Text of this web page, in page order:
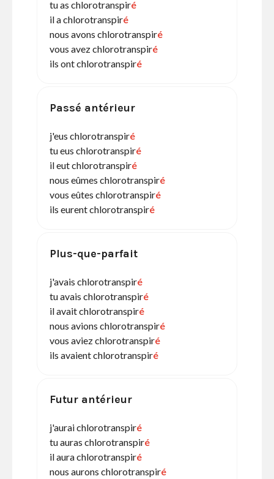
tu as chlorotranspiré
il a chlorotranspiré
nous avons chlorotranspiré
vous avez chlorotranspiré
ils ont chlorotranspiré
Passé antérieur
j'eus chlorotranspiré
tu eus chlorotranspiré
il eut chlorotranspiré
nous eûmes chlorotranspiré
vous eûtes chlorotranspiré
ils eurent chlorotranspiré
Plus-que-parfait
j'avais chlorotranspiré
tu avais chlorotranspiré
il avait chlorotranspiré
nous avions chlorotranspiré
vous aviez chlorotranspiré
ils avaient chlorotranspiré
Futur antérieur
j'aurai chlorotranspiré
tu auras chlorotranspiré
il aura chlorotranspiré
nous aurons chlorotranspiré